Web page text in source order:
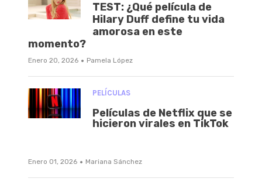
TEST: ¿Qué película de
Hilary Duff define tu vida
amorosa en este
momento?
Enero 20, 2026 · Pamela López
PELÍCULAS
Películas de Netflix que se
hicieron virales en TikTok
Enero 01, 2026 · Mariana Sánchez